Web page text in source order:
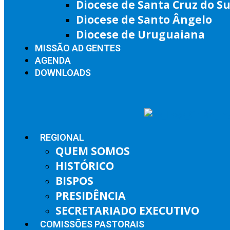
Diocese de Santa Cruz do
Diocese de Santo Ângelo
Diocese de Uruguaiana
MISSÃO AD GENTES
AGENDA
DOWNLOADS
REGIONAL
QUEM SOMOS
HISTÓRICO
BISPOS
PRESIDÊNCIA
SECRETARIADO EXECUTIVO
COMISSÕES PASTORAIS